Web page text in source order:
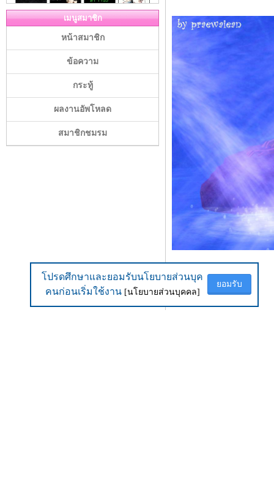
โปรดศึกษาและยอมรับนโยบายส่วนบุค
คนก่อนเริ่มใช้งาน [นโยบายส่วนบุคคล]
ยอมรับ
เมนูสมาชิก
หน้าสมาชิก
ข้อความ
กระทู้
ผลงานอัพโหลด
สมาชิกชมรม
โปรดศึกษาและยอมรับนโยบายส่วนบุค
คนก่อนเริ่มใช้งาน [นโยบายส่วนบุคคล]
ยอมรับ